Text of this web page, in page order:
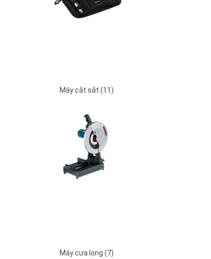
Máy cắt sắt (11)
Máy cưa lọng (7)